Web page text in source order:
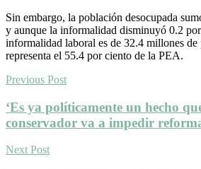
Sin embargo, la población desocupada
y aunque la informalidad disminuyó 0.2
informalidad laboral es de 32.4 millones de
representa el 55.4 por ciento de la PEA.
Previous Post
‘Es ya políticamente un hecho
conservador va a impedir
Next Post